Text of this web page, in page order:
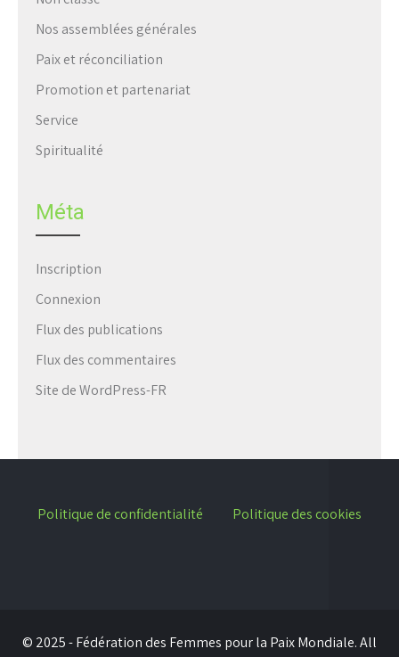
Nos assemblées générales
Paix et réconciliation
Promotion et partenariat
Service
Spiritualité
Méta
Inscription
Connexion
Flux des publications
Flux des commentaires
Site de WordPress-FR
Politique de confidentialité Politique des cookies
© 2025 - Fédération des Femmes pour la Paix Mondiale. All